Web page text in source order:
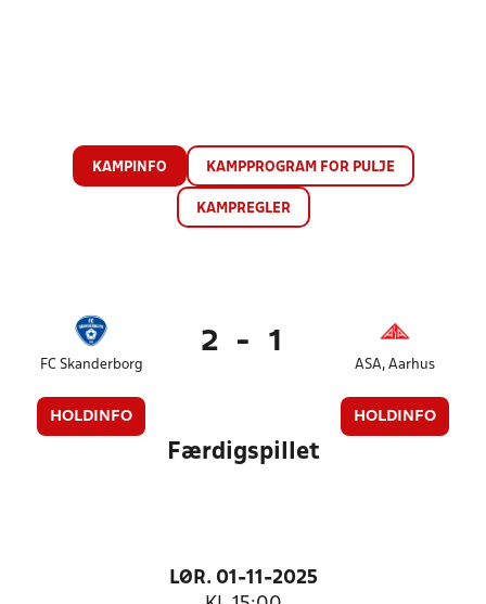
KAMPINFO KAMPPROGRAM FOR PULJE
KAMPREGLER
FC Skanderborg
HOLDINFO
2 - 1
ASA, Aarhus
HOLDINFO
Færdigspillet
LØR. 01-11-2025